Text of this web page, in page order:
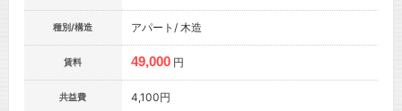
種別/構造 アパート/ 木造
賃料 49,000 円
共益費 4,100円